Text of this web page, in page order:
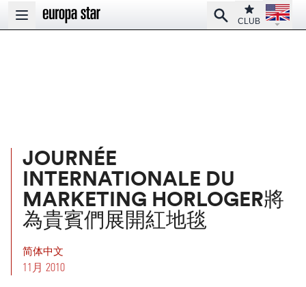
Open main menu
SearchClub
CLUB
Open
JOURNÉE
INTERNATIONALE DU
MARKETING HORLOGER將
為貴賓們展開紅地毯
简体中文
11月 2010